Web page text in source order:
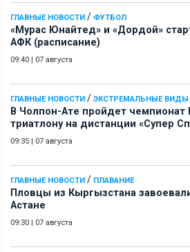
ГЛАВНЫЕ НОВОСТИ / ФУТБОЛ
«Мурас Юнайтед» и «Дордой»
АФК (расписание)
09:40 | 07 августа
ГЛАВНЫЕ НОВОСТИ / ЭКСТРЕМАЛЬНЫЕ ВИДЫ
В Чолпон-Ате пройдет чемпионат
триатлону на дистанции «Супер
09:35 | 07 августа
ГЛАВНЫЕ НОВОСТИ / ПЛАВАНИЕ
Пловцы из Кыргызстана
Астане
09:30 | 07 августа